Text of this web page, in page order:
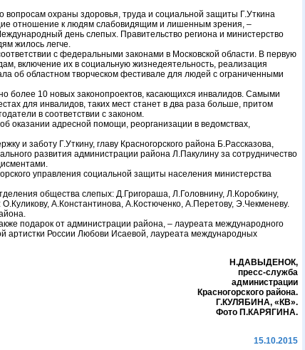
вопросам охраны здоровья, труда и социальной защиты Г.Уткина
отношение к людям слабовидящим и лишенным зрения, –
день слепых. Правительство региона и министерство
жилось легче.
с федеральными законами в Московской области. В первую
включение их в социальную жизнедеятельность, реализация
об областном творческом фестивале для людей с ограниченными
более 10 новых законопроектов, касающихся инвалидов. Самыми
для инвалидов, таких мест станет в два раза больше, притом
в соответствии с законом.
оказании адресной помощи, реорганизации в ведомствах,
и заботу Г.Уткину, главу Красногорского района Б.Рассказова,
развития администрации района Л.Пакулину за сотрудничество
управления социальной защиты населения министерства
общества слепых: Д.Григораша, Л.Головнину, Л.Коробкину,
А.Константинова, А.Костюченко, А.Перетову, Э.Чекменеву.
подарок от администрации района, – лауреата международного
артистки России Любови Исаевой, лауреата международных
Н.ДАВЫДЕНОК,
пресс-служба
администрации
Красногорского района.
Г.КУЛЯБИНА, «КВ».
Фото П.КАРЯГИНА.
15.10.2015